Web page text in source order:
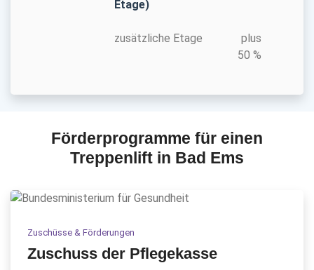
Etage)
zusätzliche Etage
plus
50 %
Förderprogramme für einen
Treppenlift in Bad Ems
Zuschüsse & Förderungen
Zuschuss der Pflegekasse